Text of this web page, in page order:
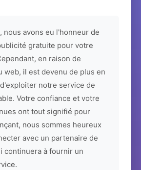
nous avons eu l'honneur de
gratuite pour votre
en raison de
web, il est devenu de plus en
notre service de
Votre confiance et votre
ont tout signifié pour
nous sommes heureux
avec un partenaire de
continuera à fournir un